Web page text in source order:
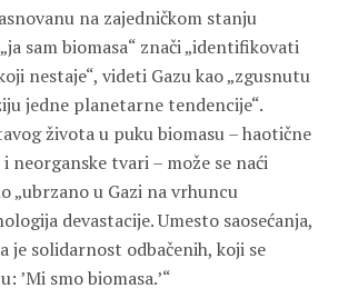
na zajedničkom stanju
„ja sam biomasa“ znači „identifikovati
nestaje“, videti Gazu kao „zgusnutu
jedne planetarne tendencije“.
života u puku biomasu – haotične
neorganske tvari – može se naći
„ubrzano u Gazi na vrhuncu
devastacije. Umesto saosećanja,
je solidarnost odbačenih, koji se
’Mi smo biomasa.’“